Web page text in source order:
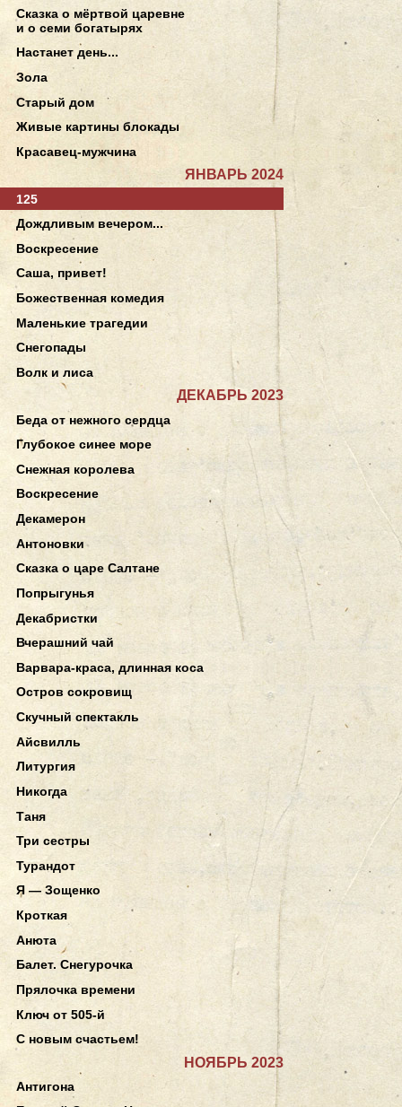
Сказка о мёртвой царевне
и о семи богатырях
Настанет день...
Зола
Старый дом
Живые картины блокады
Красавец-мужчина
ЯНВАРЬ 2024
125
Дождливым вечером...
Воскресение
Саша, привет!
Божественная комедия
Маленькие трагедии
Снегопады
Волк и лиса
ДЕКАБРЬ 2023
Беда от нежного сердца
Глубокое синее море
Снежная королева
Воскресение
Декамерон
Антоновки
Сказка о царе Салтане
Попрыгунья
Декабристки
Вчерашний чай
Варвара-краса, длинная коса
Остров сокровищ
Скучный спектакль
Айсвилль
Литургия
Никогда
Таня
Три сестры
Турандот
Я — Зощенко
Кроткая
Анюта
Балет. Снегурочка
Прялочка времени
Ключ от 505-й
С новым счастьем!
НОЯБРЬ 2023
Антигона